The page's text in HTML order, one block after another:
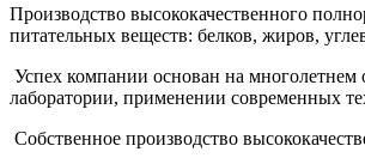
Производство высококачественного
питательных веществ: белков, жиров,
Успех компании основан на многолетнем
лаборатории, применении современных
Собственное производство